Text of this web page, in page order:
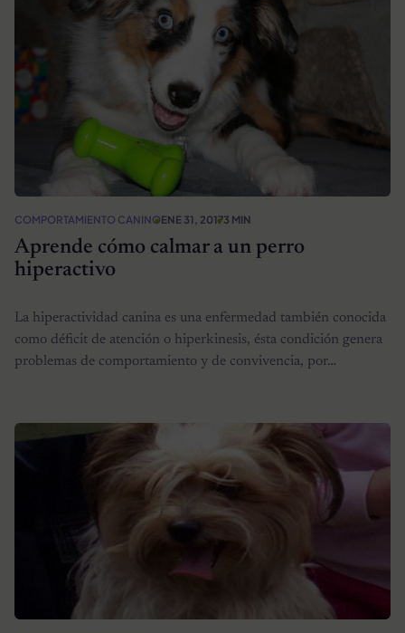
COMPORTAMIENTO CANINOENE 31, 20173 MIN
Aprende cómo calmar a un perro
hiperactivo
La hiperactividad canina es una enfermedad también conocida
como déficit de atención o hiperkinesis, ésta condición genera
problemas de comportamiento y de convivencia, por…